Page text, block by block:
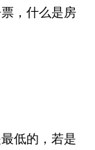
，什么是房
低的，若是